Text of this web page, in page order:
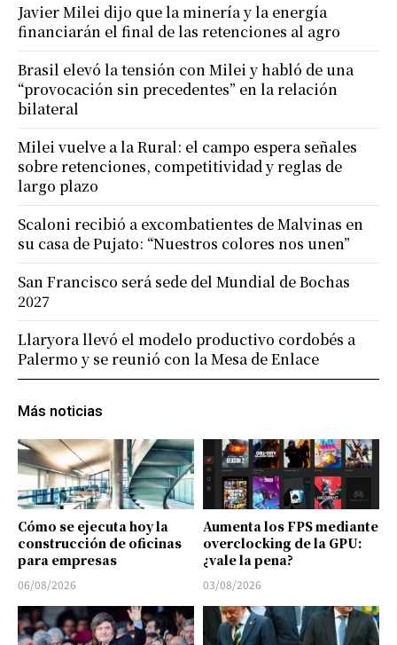
Más noticias
Cómo se ejecuta hoy la
construcción de oficinas
para empresas
06/08/2026
Aumenta los FPS mediante
overclocking de la GPU:
¿vale la pena?
03/08/2026
Javier Milei dijo que la minería y la energía
financiarán el final de las retenciones al agro
Brasil elevó la tensión con Milei y habló de una
“provocación sin precedentes” en la relación
bilateral
Milei vuelve a la Rural: el campo espera señales
sobre retenciones, competitividad y reglas de
largo plazo
Scaloni recibió a excombatientes de Malvinas en
su casa de Pujato: “Nuestros colores nos unen”
San Francisco será sede del Mundial de Bochas
2027
Llaryora llevó el modelo productivo cordobés a
Palermo y se reunió con la Mesa de Enlace